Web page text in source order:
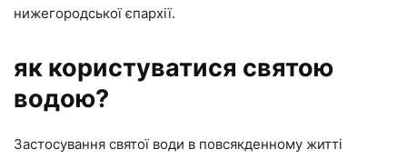
нижегородської єпархії.
як користуватися святою
водою?
Застосування святої води в повсякденному житті